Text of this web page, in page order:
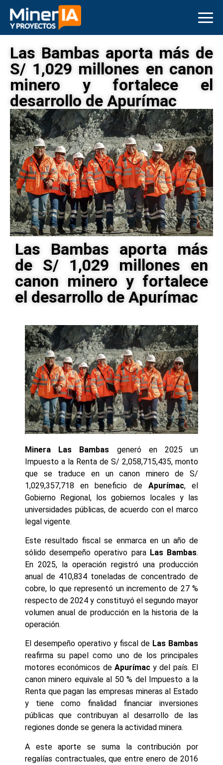
Las Bambas aporta más de
S/ 1,029 millones en canon
minero y fortalece el
desarrollo de Apurímac
Las Bambas aporta más
de S/ 1,029 millones en
canon minero y fortalece
el desarrollo de Apurímac
Minera Las Bambas generó en 2025 un
Impuesto a la Renta de S/ 2,058,715,435, monto
que se traduce en un canon minero de S/
1,029,357,718 en beneficio de Apurímac, el
Gobierno Regional, los gobiernos locales y las
universidades públicas, de acuerdo con el marco
legal vigente.
Este resultado fiscal se enmarca en un año de
sólido desempeño operativo para Las Bambas.
En 2025, la operación registró una producción
anual de 410,834 toneladas de concentrado de
cobre, lo que representó un incremento de 27 %
respecto de 2024 y constituyó el segundo mayor
volumen anual de producción en la historia de la
operación.
El desempeño operativo y fiscal de Las Bambas
reafirma su papel como uno de los principales
motores económicos de Apurímacy del país. El
canon minero equivale al 50 % del Impuesto a la
Renta que pagan las empresas mineras al Estado
y tiene como finalidad financiar inversiones
públicas que contribuyan al desarrollo de las
regiones donde se genera la actividad minera.
A este aporte se suma la contribución por
regalías contractuales, que entre enero de 2016